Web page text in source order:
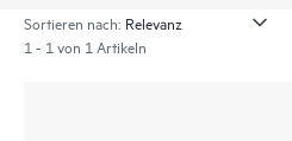
Sortieren nach:
1 - 1 von 1 Artikeln